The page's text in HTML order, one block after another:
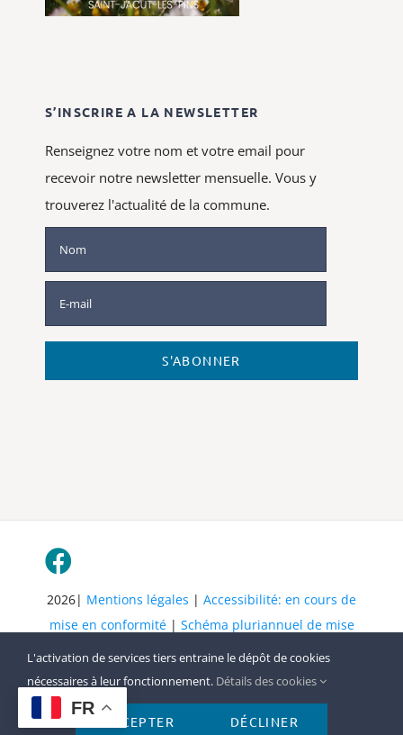
S’INSCRIRE A LA NEWSLETTER
Renseignez votre nom et votre email pour
recevoir notre newsletter mensuelle. Vous y
trouverez l'actualité de la commune.
S'ABONNER
2026| Mentions légales | Accessibilité: en cours de
mise en conformité| Schéma pluriannuel de mise
en accessibilité
| Tous droits réservés
FR
L'activation de services tiers entraine le dépôt de cookies
nécessaires à leur fonctionnement. Détails des cookies
ACCEPTER DÉCLINER